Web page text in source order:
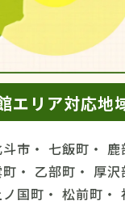
エリア対応地
市・ 七飯町・ 鹿
・ 乙部町・ 厚沢
国町・ 松前町・